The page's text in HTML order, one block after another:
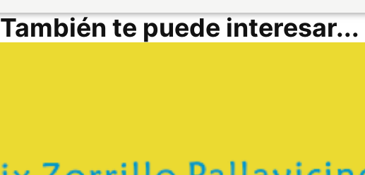
También te puede interesar...